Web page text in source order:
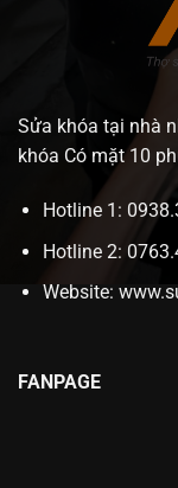
Sửa khóa tại nhà
khóa Có mặt 10
Hotline 1:
Hotline 2:
Website:
FANPAGE